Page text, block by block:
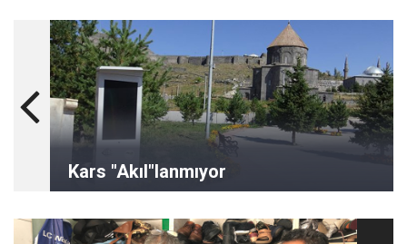
Kars "Akıl"lanmıyor